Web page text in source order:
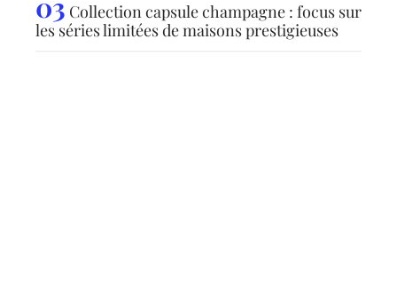
Collection capsule champagne : focus sur
les séries limitées de maisons prestigieuses